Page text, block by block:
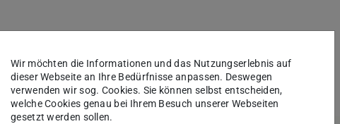
Morgen im Spannungsfeld von
Dr.-Ing. Jürgen Hammer, Robert
zur Veranstaltungsseite
Wir möchten die Informationen und das Nutzungserlebnis auf
dieser Webseite an Ihre Bedürfnisse anpassen. Deswegen
verwenden wir sog. Cookies. Sie können selbst entscheiden,
welche Cookies genau bei Ihrem Besuch unserer Webseiten
gesetzt werden sollen.